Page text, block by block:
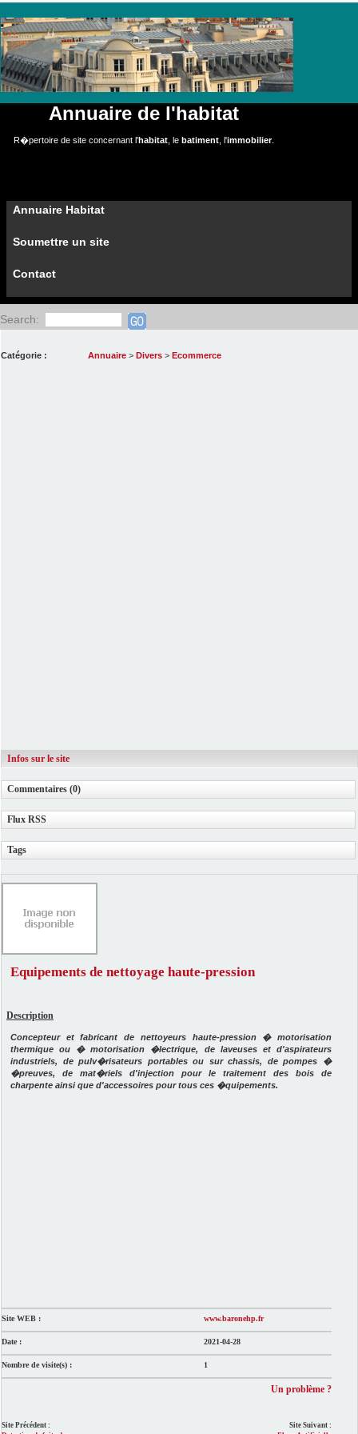
Annuaire de l'habitat
R�pertoire de site concernant l'habitat , le batiment , l'immobilier.
Annuaire Habitat
Soumettre un site
Contact
Search:
Catégorie : Annuaire > Divers > Ecommerce
Infos sur le site
Commentaires (0)
Flux RSS
Tags
Equipements de nettoyage haute-pression
Description
Concepteur et fabricant de nettoyeurs haute-pression � motorisation
thermique ou � motorisation �lectrique, de laveuses et d'aspirateurs
industriels, de pulv�risateurs portables ou sur chassis, de pompes �
�preuves, de mat�riels d'injection pour le traitement des bois de
charpente ainsi que d'accessoires pour tous ces �quipements.
Site WEB : www.baronehp.fr
Date : 2021-04-28
Nombre de visite(s) : 1
Un problème ?
Site Précédent :
Site Suivant :